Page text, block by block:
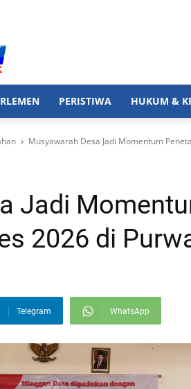
PERISTIWA HUKUM &
Musyawarah Desa Jadi Momentum
Jadi
2026 di
Telegram WhatsApp